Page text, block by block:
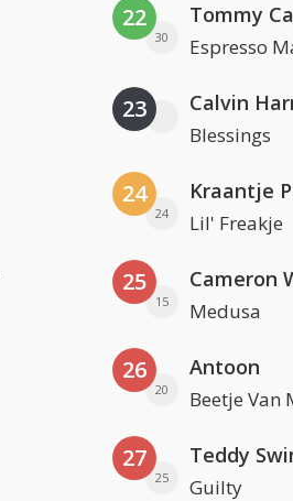
22
30
Tommy
Espresso
23 Calvin
Blessings
24
24
Kraantje
Lil' Freakje
25
15
Cameron
Medusa
26
20
Antoon
Beetje Van
27
25
Teddy
Guilty